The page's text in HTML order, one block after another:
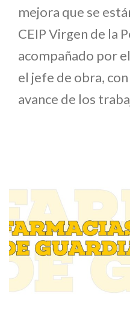
mejora que se
CEIP Virgen de la
acompañado por
el jefe de obra,
avance de los